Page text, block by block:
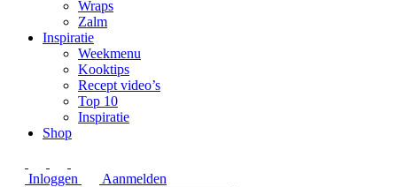
Wraps
Zalm
Inspiratie
Weekmenu
Kooktips
Recept video’s
Top 10
Inspiratie
Shop
Inloggen
Aanmelden